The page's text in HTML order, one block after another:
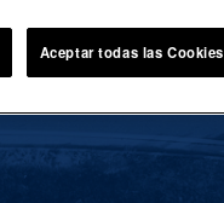
Aceptar todas las Cookies